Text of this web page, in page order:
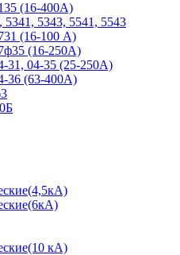
(16-400А)
5343, 5541, 5543
(16-100 А)
(16-250А)
31, 04-35 (25-250А)
36 (63-400А)
кА)